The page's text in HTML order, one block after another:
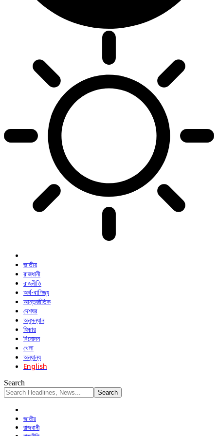
জাতীয়
রাজধানী
রাজনীতি
অর্থ-বাণিজ্য
আন্তর্জাতিক
দেশঘর
অনুসন্ধান
ফিচার
বিনোদন
খেলা
অন্যান্য
English
Search
জাতীয়
রাজধানী